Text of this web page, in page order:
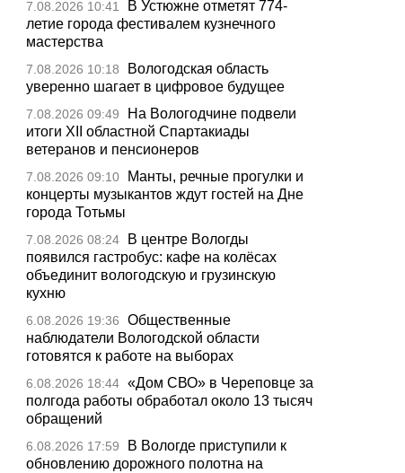
7.08.2026 10:41
В Устюжне отметят 774-
летие города фестивалем кузнечного
мастерства
7.08.2026 10:18
Вологодская область
уверенно шагает в цифровое будущее
7.08.2026 09:49
На Вологодчине подвели
итоги XII областной Спартакиады
ветеранов и пенсионеров
7.08.2026 09:10
Манты, речные прогулки и
концерты музыкантов ждут гостей на Дне
города Тотьмы
7.08.2026 08:24
В центре Вологды
появился гастробус: кафе на колёсах
объединит вологодскую и грузинскую
кухню
6.08.2026 19:36
Общественные
наблюдатели Вологодской области
готовятся к работе на выборах
6.08.2026 18:44 «Дом СВО» в Череповце за
полгода работы обработал около 13 тысяч
обращений
6.08.2026 17:59
В Вологде приступили к
обновлению дорожного полотна на